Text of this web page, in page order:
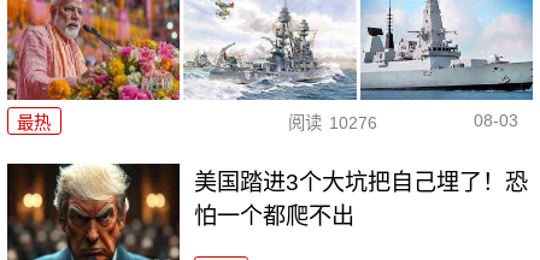
最热 阅读 10276 08-03
美国踏进3个大坑把自己埋了！恐
怕一个都爬不出